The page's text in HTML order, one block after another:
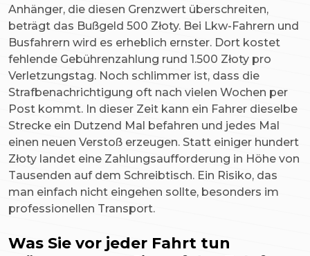
Anhänger, die diesen Grenzwert überschreiten,
beträgt das Bußgeld 500 Złoty. Bei Lkw-Fahrern und
Busfahrern wird es erheblich ernster. Dort kostet
fehlende Gebührenzahlung rund 1.500 Złoty pro
Verletzungstag. Noch schlimmer ist, dass die
Strafbenachrichtigung oft nach vielen Wochen per
Post kommt. In dieser Zeit kann ein Fahrer dieselbe
Strecke ein Dutzend Mal befahren und jedes Mal
einen neuen Verstoß erzeugen. Statt einiger hundert
Złoty landet eine Zahlungsaufforderung in Höhe von
Tausenden auf dem Schreibtisch. Ein Risiko, das
man einfach nicht eingehen sollte, besonders im
professionellen Transport.
Was Sie vor jeder Fahrt tun